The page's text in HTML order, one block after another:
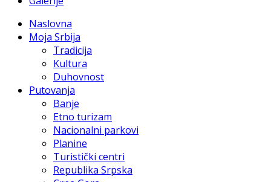
Naslovna
Moja Srbija
Tradicija
Kultura
Duhovnost
Putovanja
Banje
Etno turizam
Nacionalni parkovi
Planine
Turistički centri
Republika Srpska